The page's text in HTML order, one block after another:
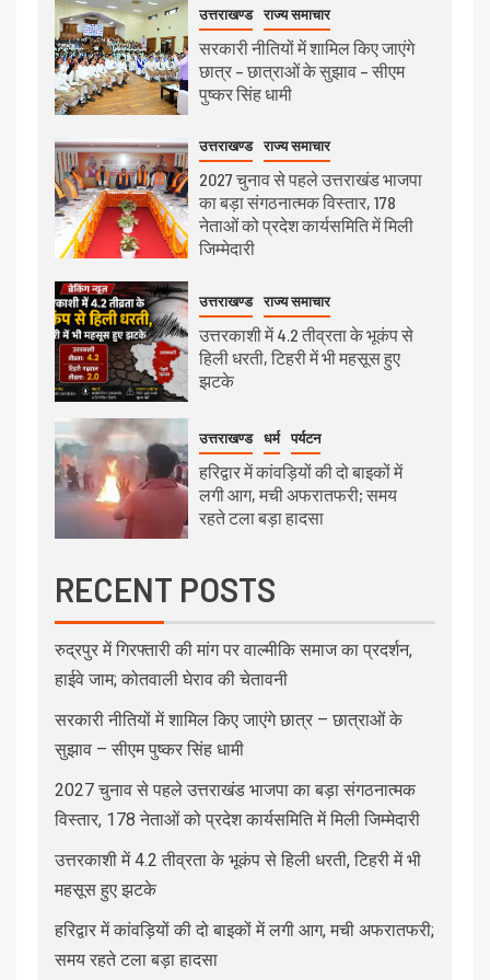
उत्तराखण्ड राज्य समाचार
सरकारी नीतियों में शामिल किए जाएंगे
छात्र – छात्राओं के सुझाव – सीएम
पुष्कर सिंह धामी
उत्तराखण्ड राज्य समाचार
2027 चुनाव से पहले उत्तराखंड भाजपा
का बड़ा संगठनात्मक विस्तार, 178
नेताओं को प्रदेश कार्यसमिति में मिली
जिम्मेदारी
उत्तराखण्ड राज्य समाचार
उत्तरकाशी में 4.2 तीव्रता के भूकंप से
हिली धरती, टिहरी में भी महसूस हुए
झटके
उत्तराखण्ड धर्म पर्यटन
हरिद्वार में कांवड़ियों की दो बाइकों में
लगी आग, मची अफरातफरी; समय
रहते टला बड़ा हादसा
RECENT POSTS
रुद्रपुर में गिरफ्तारी की मांग पर वाल्मीकि समाज का प्रदर्शन,
हाईवे जाम; कोतवाली घेराव की चेतावनी
सरकारी नीतियों में शामिल किए जाएंगे छात्र – छात्राओं के
सुझाव – सीएम पुष्कर सिंह धामी
2027 चुनाव से पहले उत्तराखंड भाजपा का बड़ा संगठनात्मक
विस्तार, 178 नेताओं को प्रदेश कार्यसमिति में मिली जिम्मेदारी
उत्तरकाशी में 4.2 तीव्रता के भूकंप से हिली धरती, टिहरी में भी
महसूस हुए झटके
हरिद्वार में कांवड़ियों की दो बाइकों में लगी आग, मची अफरातफरी;
समय रहते टला बड़ा हादसा